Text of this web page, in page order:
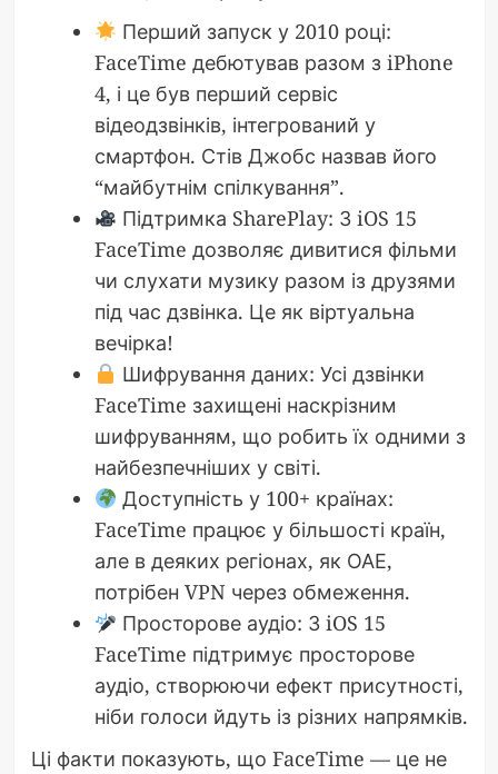
Перший запуск у 2010 році:
FaceTime дебютував разом з iPhone
4, і це був перший сервіс
відеодзвінків, інтегрований у
смартфон. Стів Джобс назвав його
“майбутнім спілкування”.
Підтримка SharePlay: З iOS 15
FaceTime дозволяє дивитися фільми
чи слухати музику разом із друзями
під час дзвінка. Це як віртуальна
вечірка!
Шифрування даних: Усі дзвінки
FaceTime захищені наскрізним
шифруванням, що робить їх одними з
найбезпечніших у світі.
Доступність у 100+ країнах:
FaceTime працює у більшості країн,
але в деяких регіонах, як ОАЕ,
потрібен VPN через обмеження.
Просторове аудіо: З iOS 15
FaceTime підтримує просторове
аудіо, створюючи ефект присутності,
ніби голоси йдуть із різних напрямків.
Ці факти показують, що FaceTime — це не